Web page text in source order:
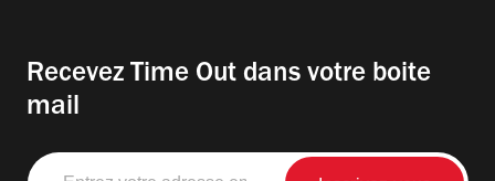
Recevez Time Out dans votre boite
mail
Entrez